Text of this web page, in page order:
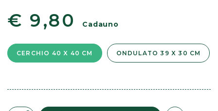
€ 9,80 Cadauno
CERCHIO 40 X 40 CM ONDULATO 39 X 30 CM